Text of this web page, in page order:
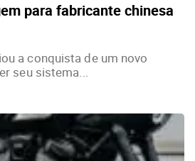
para fabricante chinesa
a conquista de um novo
seu sistema...